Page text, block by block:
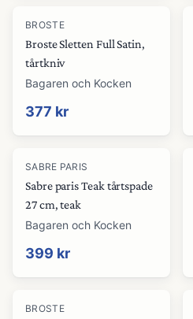
BROSTE
Broste Sletten Full Satin,
tårtkniv
Bagaren och Kocken
377 kr
SABRE PARIS
Sabre paris Teak tårtspade
27 cm, teak
Bagaren och Kocken
399 kr
BROSTE